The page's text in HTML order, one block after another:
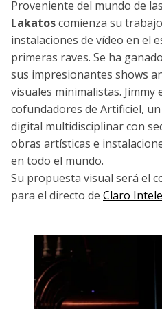
Proveniente del mundo de
Lakatoscomienza su
instalaciones de vídeo en el
primeras raves. Se ha
sus impresionantes shows
visuales minimalistas. Jimmy
cofundadores de Artificiel,
digital multidisciplinar con
obras artísticas e
en todo el mundo.
Su propuesta visual será el
para el directo de Claro